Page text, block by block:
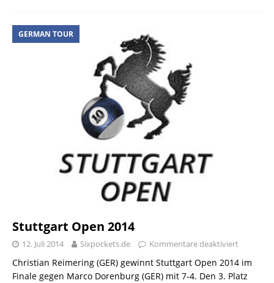
GERMAN TOUR
Stuttgart Open 2014
12. Juli 2014 Sixpockets.de Kommentare deaktiviert
Christian Reimering (GER) gewinnt Stuttgart Open 2014 im
Finale gegen Marco Dorenburg (GER) mit 7-4. Den 3. Platz